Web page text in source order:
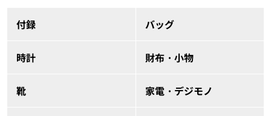
付録 バッグ
時計 財布・小物
靴 家電・デジモノ